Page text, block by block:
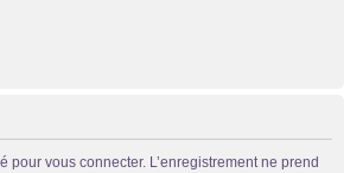
pour vous connecter. L’enregistrement ne prend